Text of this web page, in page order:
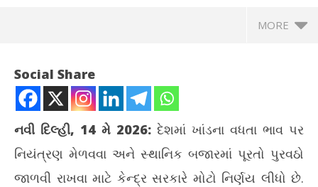
MORE
Social Share
નવી દિલ્હી, 14 મે 2026: દેશમાં ખાંડના વધતા ભાવ પર
નિયંત્રણ મેળવવા અને સ્થાનિક બજારમાં પૂરતો પુરવઠો
જાળવી રાખવા માટે કેન્દ્ર સરકારે મોટો નિર્ણય લીધો છે.